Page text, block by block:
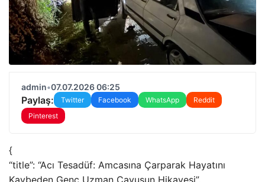
admin•07.07.2026 06:25
Paylaş: Twitter Facebook WhatsApp
Reddit
Pinterest
{
“title”: “Acı Tesadüf: Amcasına Çarparak Hayatını
Kaybeden Genç Uzman Çavuşun Hikayesi”,